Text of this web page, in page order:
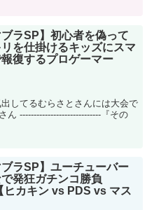
ブラSP】初心者を偽って
リを仕掛けるキッズにスマ
復するプロゲーマー
してるむらさとさんには大会で
-----------------------------『その
ブラSP】ユーチューバー
発狂ガチンコ勝負
ヒカキン vs PDS vs マス